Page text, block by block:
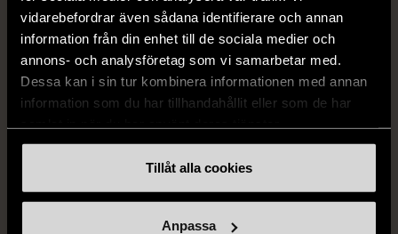
vidarebefordrar även sådana identifierare och annan
information från din enhet till de sociala medier och
annons- och analysföretag som vi samarbetar med.
Dessa kan i sin tur kombinera informationen med annan
information som du har tillhandahållit eller som de har
Tillåt alla cookies
Anpassa
1/5
BY TEESHOPPEN
By TeeShoppen 2-delar
mörkblå kostym
399 kr
1/5
HILDITCH & KEY
Hilditch & Key linneskjorta
med bröstficka
399 kr